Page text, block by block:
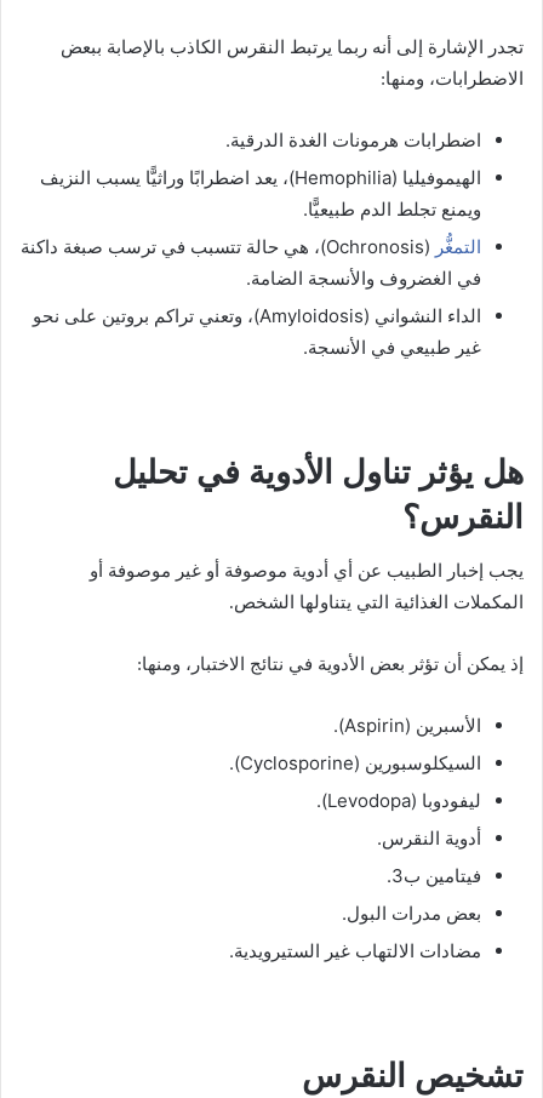
تجدر الإشارة إلى أنه ربما يرتبط النقرس الكاذب بالإصابة ببعض
الاضطرابات، ومنها:
اضطرابات هرمونات الغدة الدرقية.
الهيموفيليا (Hemophilia)، يعد اضطرابًا وراثيًّا يسبب النزيف
ويمنع تجلط الدم طبيعيًّا.
التمغُّر
(Ochronosis)، هي حالة تتسبب في ترسب صبغة داكنة
في الغضروف والأنسجة الضامة.
الداء النشواني (Amyloidosis)، وتعني تراكم بروتين على نحو
غير طبيعي في الأنسجة.
هل يؤثر تناول الأدوية في تحليل
النقرس؟
يجب إخبار الطبيب عن أي أدوية موصوفة أو غير موصوفة أو
المكملات الغذائية التي يتناولها الشخص.
إذ يمكن أن تؤثر بعض الأدوية في نتائج الاختبار، ومنها:
الأسبرين (Aspirin).
السيكلوسبورين (Cyclosporine).
ليفودوبا (Levodopa).
أدوية النقرس.
فيتامين ب3.
بعض مدرات البول.
مضادات الالتهاب غير الستيرويدية.
تشخيص النقرس